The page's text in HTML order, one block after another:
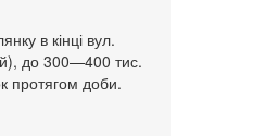
в кінці вул.
до 300—400 тис.
протягом доби.